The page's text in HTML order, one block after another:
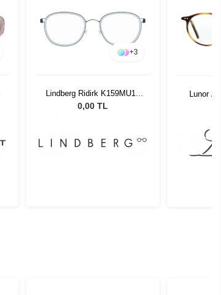
+3
Lindberg Ridirk K159MU13
48
0,00 TL
Lunor